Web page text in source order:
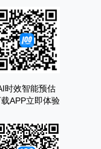
时效智能预估
APP立即体验